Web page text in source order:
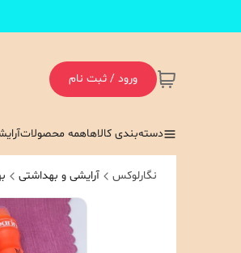
ورود / ثبت نام
دسته‌بندی کالاهاهمه محصولات
نگارلوکس آرایشی و بهداشتی